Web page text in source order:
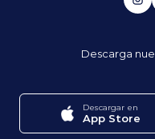
Descarga
Descargar en
App Store